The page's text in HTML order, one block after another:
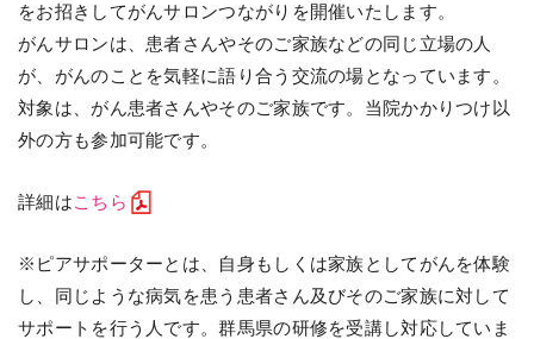
をお招きしてがんサロンつながりを開催いたします。
がんサロンは、患者さんやそのご家族などの同じ立場の人
が、がんのことを気軽に語り合う交流の場となっています。
対象は、がん患者さんやそのご家族です。当院かかりつけ以
外の方も参加可能です。
詳細はこちら
※ピアサポーターとは、自身もしくは家族としてがんを体験
し、同じような病気を患う患者さん及びそのご家族に対して
サポートを行う人です。群馬県の研修を受講し対応していま